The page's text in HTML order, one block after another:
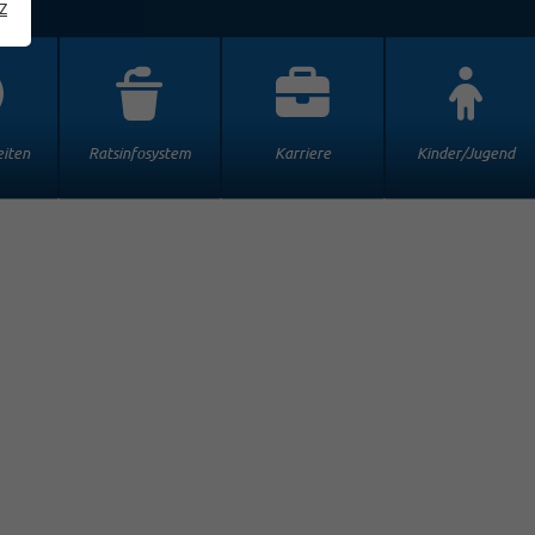
Ratsinfosystem Karriere Kinder/Jugend